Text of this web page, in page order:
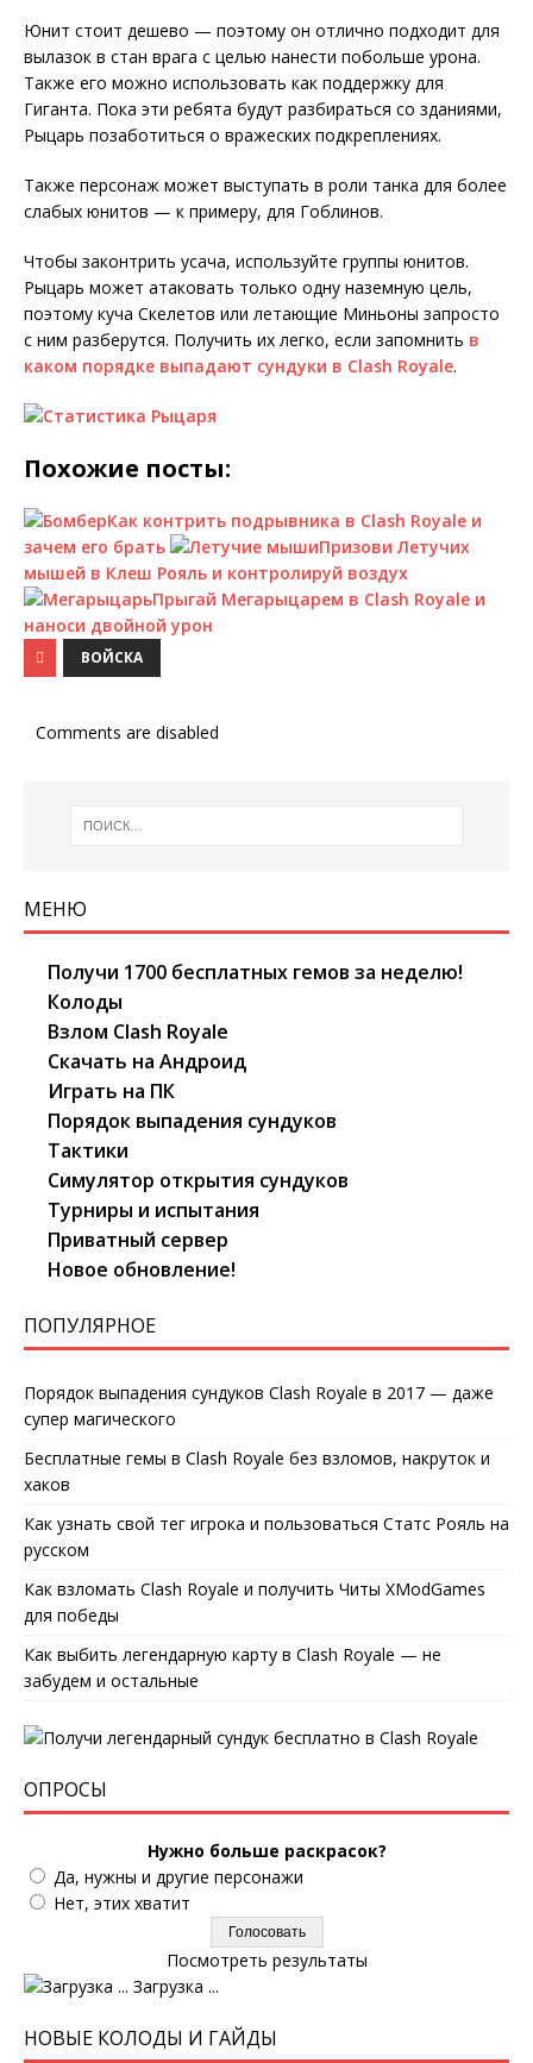
Юнит стоит дешево — поэтому он отлично подходит для
вылазок в стан врага с целью нанести побольше урона.
Также его можно использовать как поддержку для
Гиганта. Пока эти ребята будут разбираться со зданиями,
Рыцарь позаботиться о вражеских подкреплениях.
Также персонаж может выступать в роли танка для более
слабых юнитов — к примеру, для Гоблинов.
Чтобы законтрить усача, используйте группы юнитов.
Рыцарь может атаковать только одну наземную цель,
поэтому куча Скелетов или летающие Миньоны запросто
с ним разберутся. Получить их легко, если запомнить в
каком порядке выпадают сундуки в Clash Royale.
Похожие посты:
Как контрить подрывника в Clash Royale и
зачем его брать
Призови Летучих
мышей в Клеш Рояль и контролируй воздух
Прыгай Мегарыцарем в Clash Royale и
наноси двойной урон
ВОЙСКА
Comments are disabled
МЕНЮ
Получи 1700 бесплатных гемов за неделю!
Колоды
Взлом Clash Royale
Скачать на Андроид
Играть на ПК
Порядок выпадения сундуков
Тактики
Симулятор открытия сундуков
Турниры и испытания
Приватный сервер
Новое обновление!
ПОПУЛЯРНОЕ
Порядок выпадения сундуков Clash Royale в 2017 — даже
супер магического
Бесплатные гемы в Clash Royale без взломов, накруток и
хаков
Как узнать свой тег игрока и пользоваться Статс Рояль на
русском
Как взломать Clash Royale и получить Читы XModGames
для победы
Как выбить легендарную карту в Clash Royale — не
забудем и остальные
ОПРОСЫ
Нужно больше раскрасок?
Да, нужны и другие персонажи
Нет, этих хватит
Посмотреть результаты
Загрузка ...
НОВЫЕ КОЛОДЫ И ГАЙДЫ